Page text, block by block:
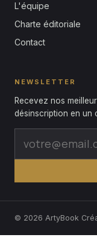
L'équipe
Charte éditoriale
Contact
NEWSLETTER
Recevez nos
désinscription en un
© 2026 ArtyBook